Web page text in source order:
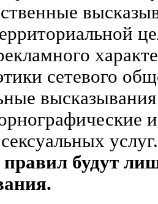
сетевого
услуг.
будут